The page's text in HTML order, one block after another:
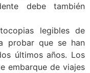
debe también
legibles de
probar que se han
últimos años. Los
embarque de viajes